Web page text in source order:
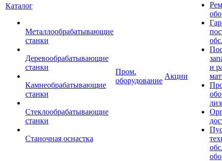
Каталог
Металлообрабатывающие
станки
Деревообрабатывающие
станки
Камнеобрабатывающие
станки
Стеклообрабатывающие
станки
Станочная оснастка
Пром.
оборудование
Акции
и